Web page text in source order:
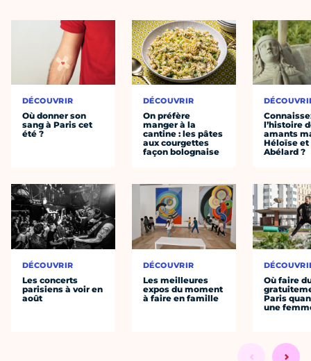
DÉCOUVRIR
Où donner son
sang à Paris cet
été ?
DÉCOUVRIR
Les concerts
parisiens à voir en
août
DÉCOUVRIR
On préfère
manger à la
cantine : les pâtes
aux courgettes
façon bolognaise
DÉCOUVRIR
Les meilleures
expos du moment
à faire en famille
l’histoire
amants
Héloïse et
Abélard ?
Où faire
Paris
une